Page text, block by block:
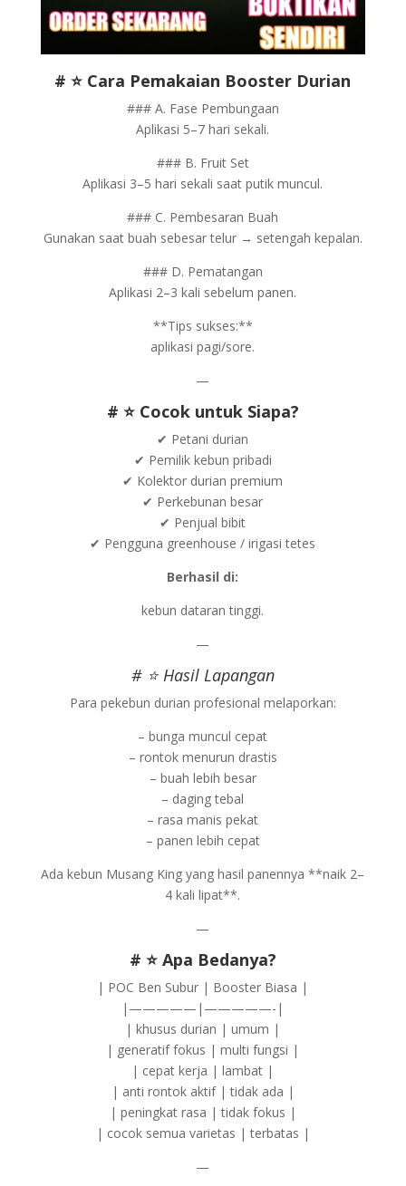
# ⭐ Cara Pemakaian Booster Durian
### A. Fase Pembungaan
Aplikasi 5–7 hari sekali.
### B. Fruit Set
Aplikasi 3–5 hari sekali saat putik muncul.
### C. Pembesaran Buah
Gunakan saat buah sebesar telur → setengah kepalan.
### D. Pematangan
Aplikasi 2–3 kali sebelum panen.
**Tips sukses:**
aplikasi pagi/sore.
—
# ⭐ Cocok untuk Siapa?
✔ Petani durian
✔ Pemilik kebun pribadi
✔ Kolektor durian premium
✔ Perkebunan besar
✔ Penjual bibit
✔ Pengguna greenhouse / irigasi tetes
Berhasil di:
kebun dataran tinggi.
—
# ⭐ Hasil Lapangan
Para pekebun durian profesional melaporkan:
– bunga muncul cepat
– rontok menurun drastis
– buah lebih besar
– daging tebal
– rasa manis pekat
– panen lebih cepat
Ada kebun Musang King yang hasil panennya **naik 2–
4 kali lipat**.
—
# ⭐ Apa Bedanya?
| POC Ben Subur | Booster Biasa |
|—————|—————-|
| khusus durian | umum |
| generatif fokus | multi fungsi |
| cepat kerja | lambat |
| anti rontok aktif | tidak ada |
| peningkat rasa | tidak fokus |
| cocok semua varietas | terbatas |
—